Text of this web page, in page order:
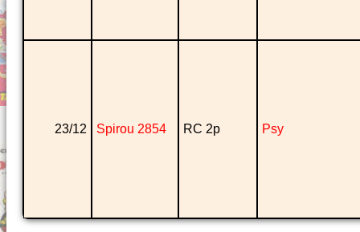
23/12 Spirou 2854 RC 2p Psy